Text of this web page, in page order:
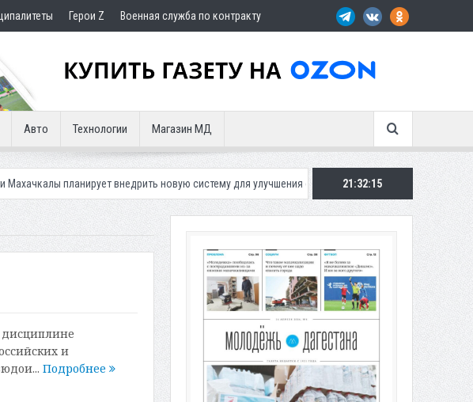
Герои Z Военная служба по контракту
Авто Технологии Магазин МД
внедрить новую систему для улучшения ситуации с парковками Махачкалинское
21:32:16
дисциплине
и
Подробнее